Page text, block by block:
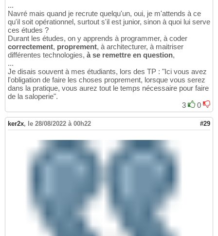
...
Navré mais quand je recrute quelqu'un, oui, je m'attends à ce
qu'il soit opérationnel, surtout s'il est junior, sinon à quoi lui serve
ces études ?
Durant les études, on y apprends à programmer, à coder
correctement, proprement, à architecturer, à maitriser
différentes technologies, à se remettre en question,
...
Je disais souvent à mes étudiants, lors des TP : "Ici vous avez
l'obligation de faire les choses proprement, lorsque vous serez
dans la pratique, vous aurez tout le temps nécessaire pour faire
de la saloperie".
3
0
ker2x, le 28/08/2022 à 00h22 #29